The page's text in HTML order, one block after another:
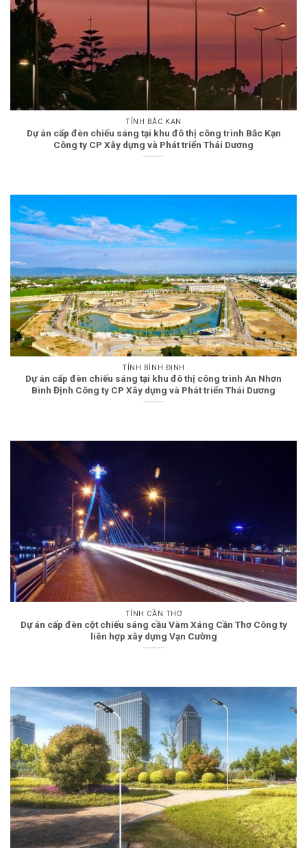
TỈNH BẮC KẠN
Dự án cấp đèn chiếu sáng tại khu đô thị công trình Bắc Kạn
Công ty CP Xây dựng và Phát triển Thái Dương
TỈNH BÌNH ĐỊNH
Dự án cấp đèn chiếu sáng tại khu đô thị công trình An Nhơn
Bình Định Công ty CP Xây dựng và Phát triển Thái Dương
TỈNH CẦN THƠ
Dự án cấp đèn cột chiếu sáng cầu Vàm Xáng Cần Thơ Công ty
liên hợp xây dựng Vạn Cường